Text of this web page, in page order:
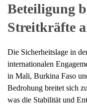
Beteiligung
Streitkräfte
Die Sicherheitslage in
internationalen
in Mali, Burkina Faso
Bedrohung breitet sich
was die Stabilität und